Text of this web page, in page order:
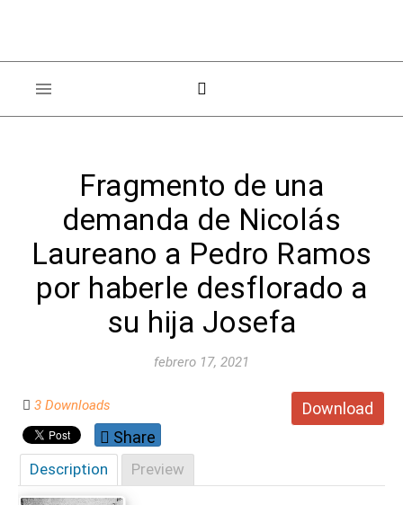
Fragmento de una
demanda de Nicolás
Laureano a Pedro Ramos
por haberle desflorado a
su hija Josefa
febrero 17, 2021
Download
3 Downloads
Share
Description Preview